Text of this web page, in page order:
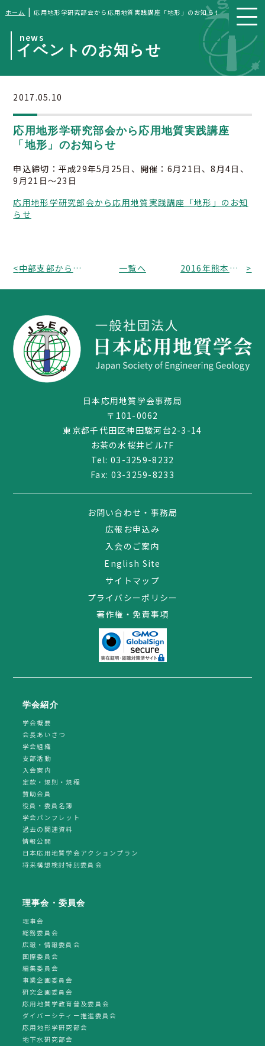
03-3259-8232
ホーム |応用地形学研究部会から応用地質実践講座「地形」のお知らせ
news
イベントのお知らせ
2017.05.10
応用地形学研究部会から応用地質実践講座
「地形」のお知らせ
申込締切：平成29年5月25日、開催：6月21日、8月4日、
9月21日～23日
応用地形学研究部会から応用地質実践講座「地形」のお知
らせ
< 中部支部から「地質・土木技術者を対象とした応用地質学講座（初級）」のお知らせ 一覧へ 2016年熊本・大分地震災害調査団報告会のお知らせ >
日本応用地質学会事務局
〒101-0062
東京都千代田区神田駿河台2-3-14
お茶の水桜井ビル7F
Tel:03-3259-8232
Fax: 03-3259-8233
お問い合わせ・事務局
広報お申込み
入会のご案内
English Site
サイトマップ
プライバシーポリシー
著作権・免責事項
学会紹介
学会概要
会長あいさつ
学会組織
支部活動
入会案内
定款・規則・規程
賛助会員
役員・委員名簿
学会パンフレット
過去の関連資料
情報公開
日本応用地質学会アクションプラン
将来構想検討特別委員会
理事会・委員会
理事会
総務委員会
広報・情報委員会
国際委員会
編集委員会
事業企画委員会
研究企画委員会
応用地質学教育普及委員会
ダイバーシティー推進委員会
応用地形学研究部会
地下水研究部会